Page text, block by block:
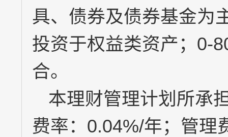
具、债券及债券基金为
投资于权益类资产； 0-
合。
本理财管理计划所承
费率： 0.04%/年；管理